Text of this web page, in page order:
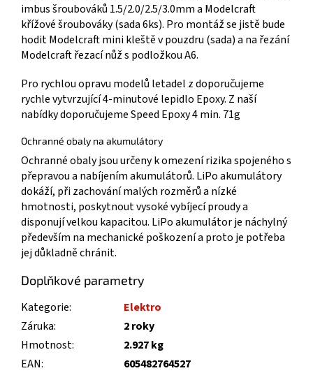
imbus šroubováků 1.5/2.0/2.5/3.0mm a Modelcraft
křížové šroubováky (sada 6ks). Pro montáž se jistě bude
hodit Modelcraft mini kleště v pouzdru (sada) a na řezání
Modelcraft řezací nůž s podložkou A6.
Pro rychlou opravu modelů letadel z doporučujeme
rychle vytvrzující 4-minutové lepidlo Epoxy. Z naší
nabídky doporučujeme Speed Epoxy 4 min. 71g
Ochranné obaly na akumulátory
Ochranné obaly jsou určeny k omezení rizika spojeného s
přepravou a nabíjením akumulátorů. LiPo akumulátory
dokáží, při zachování malých rozměrů a nízké
hmotnosti, poskytnout vysoké vybíjecí proudy a
disponují velkou kapacitou. LiPo akumulátor je náchylný
především na mechanické poškození a proto je potřeba
jej důkladně chránit.
Doplňkové parametry
Kategorie:
Elektro
Záruka:
2 roky
Hmotnost:
2.927 kg
EAN:
605482764527